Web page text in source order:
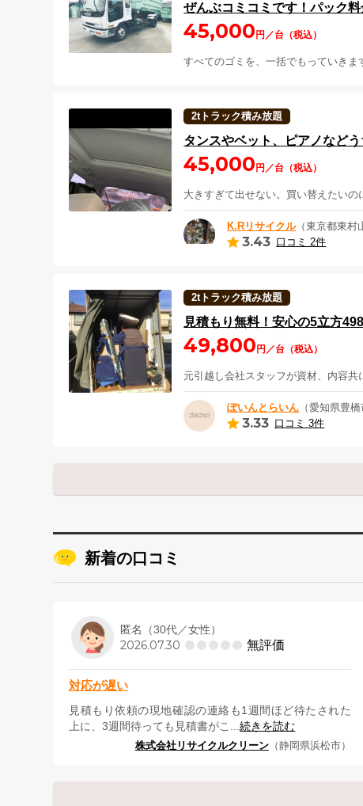
ぜんぶコミコミです！パック
45,000 円／台（税込）
すべてのゴミを、一括でもっていきま
2tトラック積み放題
タンスやベット、ピアノなどう
45,000 円／台（税込）
大きすぎて出せない。買い替えたいの
K.Rリサイクル（東京都東村
3.43 口コミ 2件
2tトラック積み放題
見積もり無料！安心の5立方
49,800 円／台（税込）
元引越し会社スタッフが資材、内容
ぽいんとらいん （愛知県豊橋
3.33 口コミ 3件
新着の口コミ
匿名（30代／女性）
2026.07.30 無評価
対応が遅い
見積もり依頼の現地確認の連絡も1週間ほど待たされた
上に、3週間待っても見積書がこ...続きを読む
株式会社リサイクルクリーン（静岡県浜松市）